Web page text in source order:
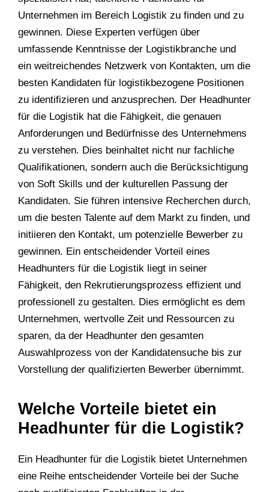
Unternehmen im Bereich Logistik zu finden und zu
gewinnen. Diese Experten verfügen über
umfassende Kenntnisse der Logistikbranche und
ein weitreichendes Netzwerk von Kontakten, um die
besten Kandidaten für logistikbezogene Positionen
zu identifizieren und anzusprechen. Der Headhunter
für die Logistik hat die Fähigkeit, die genauen
Anforderungen und Bedürfnisse des Unternehmens
zu verstehen. Dies beinhaltet nicht nur fachliche
Qualifikationen, sondern auch die Berücksichtigung
von Soft Skills und der kulturellen Passung der
Kandidaten. Sie führen intensive Recherchen durch,
um die besten Talente auf dem Markt zu finden, und
initiieren den Kontakt, um potenzielle Bewerber zu
gewinnen. Ein entscheidender Vorteil eines
Headhunters für die Logistik liegt in seiner
Fähigkeit, den Rekrutierungsprozess effizient und
professionell zu gestalten. Dies ermöglicht es dem
Unternehmen, wertvolle Zeit und Ressourcen zu
sparen, da der Headhunter den gesamten
Auswahlprozess von der Kandidatensuche bis zur
Vorstellung der qualifizierten Bewerber übernimmt.
Welche Vorteile bietet ein
Headhunter für die Logistik?
Ein Headhunter für die Logistik bietet Unternehmen
eine Reihe entscheidender Vorteile bei der Suche